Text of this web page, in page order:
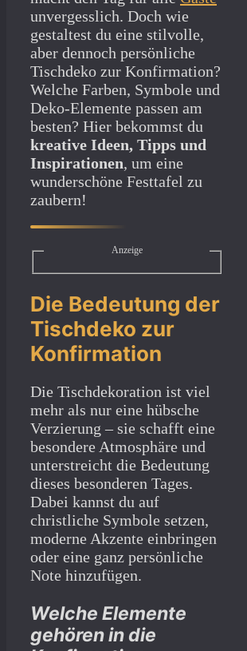
unvergesslich. Doch wie
gestaltest du eine stilvolle,
aber dennoch persönliche
Tischdeko zur Konfirmation?
Welche Farben, Symbole und
Deko-Elemente passen am
besten? Hier bekommst du
kreative Ideen, Tipps und
Inspirationen, um eine
wunderschöne Festtafel zu
zaubern!
Anzeige
Die Bedeutung der
Tischdeko zur
Konfirmation
Die Tischdekoration ist viel
mehr als nur eine hübsche
Verzierung – sie schafft eine
besondere Atmosphäre und
unterstreicht die Bedeutung
dieses besonderen Tages.
Dabei kannst du auf
christliche Symbole setzen,
moderne Akzente einbringen
oder eine ganz persönliche
Note hinzufügen.
Welche Elemente
gehören in die